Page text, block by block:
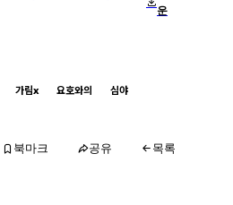
운
가림x 요호와의 심야
북마크 공유 목록